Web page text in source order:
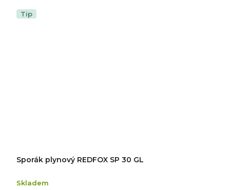
Tip
Sporák plynový REDFOX SP 30 GL
Skladem